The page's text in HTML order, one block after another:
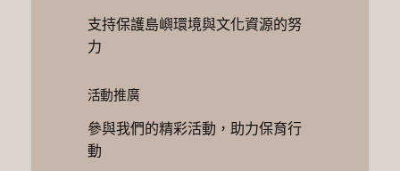
支持保護島嶼環境與文化資源的努
力
活動推廣
參與我們的精彩活動，助力保育行
動